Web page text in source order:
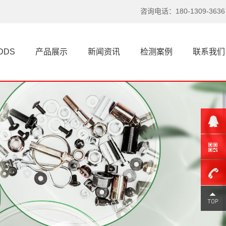
咨询电话：180-1309-3636
产品展示 新闻资讯 检测案例 联系我们
180-
1309-